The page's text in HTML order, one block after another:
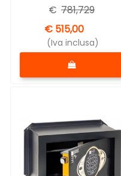
€ 781,729
€ 515,00
(Iva inclusa)
Quantità